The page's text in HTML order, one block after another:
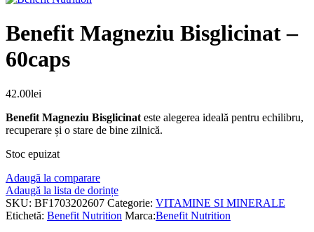
Benefit Magneziu Bisglicinat –
60caps
42.00lei
Benefit Magneziu Bisglicinat este alegerea ideală pentru echilibru,
recuperare și o stare de bine zilnică.
Stoc epuizat
Adaugă la comparare
Adaugă la lista de dorințe
SKU: BF1703202607 Categorie: VITAMINE SI MINERALE
Etichetă: Benefit Nutrition Marca:Benefit Nutrition